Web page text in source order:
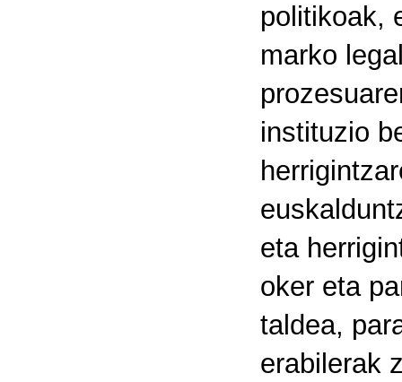
politikoak,
marko
instituzio
eta
oker eta
taldea,
erabilerak